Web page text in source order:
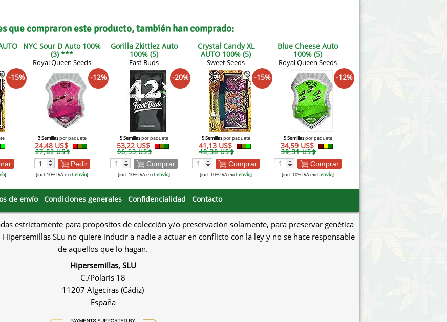
que compraron este producto, también han comprado:
-15%
]
NYC Sour D Auto 100%
(3) ***
Royal Queen Seeds
-12%
3 Semillaspor paquete
24,48 US$
27,82 US$
Pedir
[incl. 10% IVA excl.envío]
Gorilla Zkittlez Auto
100% (5)
Fast Buds
-20%
5 Semillaspor paquete
53,22 US$
66,53 US$
Comprar
[incl. 10% IVA excl.envío]
Crystal Candy XL
AUTO 100% (5)
Sweet Seeds
-15%
5 Semillaspor paquete
41,13 US$
48,38 US$
Comprar
[incl. 10% IVA excl.envío]
Blue Cheese Auto
100% (5)
Royal Queen Seeds
-12%
5 Semillaspor paquete
34,59 US$
39,31 US$
Comprar
[incl. 10% IVA excl.envío]
de envío Condiciones generales Confidencialidad Contacto
estrictamente para propósitos de colección y/o preservación solamente, para preservar genética
SLu no quiere inducir a nadie a actuar en conflicto con la ley y no se hace responsable
de aquellos que lo hagan.
Hipersemillas, SLU
C./Polaris 18
11207 Algeciras (Cádiz)
España